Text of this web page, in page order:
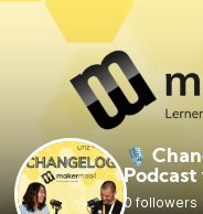
🎙️
Podcast
0 followers